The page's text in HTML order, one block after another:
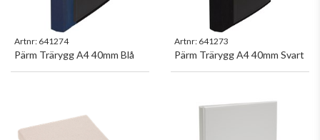
Artnr: 641274
Pärm Trärygg A4 40mm Blå
Artnr: 641273
Pärm Trärygg A4 40mm Svart